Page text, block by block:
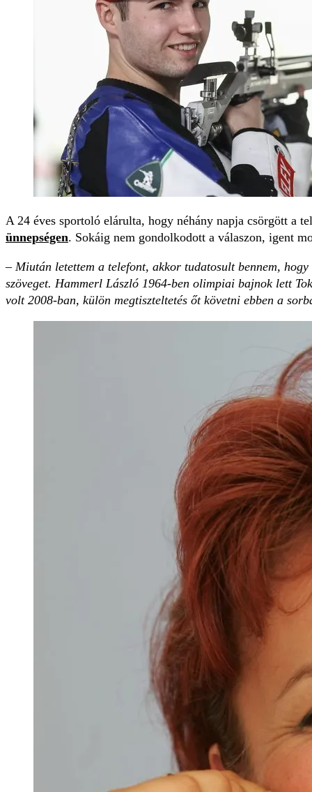
A 24 éves sportoló elárulta, hogy néhány napja csörgött a
ünnepségen. Sokáig nem gondolkodott a válaszon, igent
– Miután letettem a telefont, akkor tudatosult bennem,
szöveget. Hammerl László 1964-ben olimpiai bajnok lett
volt 2008-ban, külön megtiszteltetés őt követni ebben a